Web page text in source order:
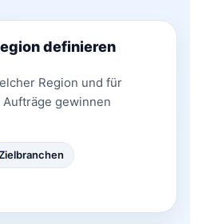
definieren
Region und für
gewinnen